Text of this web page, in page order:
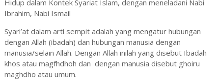
Hidup dalam Kontek Syariat Islam, dengan meneladani Nabi
Ibrahim, Nabi Ismail
Syari’at dalam arti sempit adalah yang mengatur hubungan
dengan Allah (ibadah) dan hubungan manusia dengan
manusia/selain Allah. Dengan Allah inilah yang disebut Ibadah
khos atau magfhdhoh dan dengan manusia disebut ghoiru
maghdho atau umum.